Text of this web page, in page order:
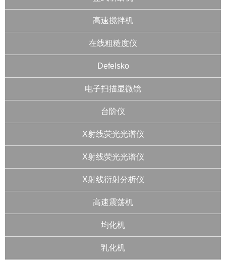
高速搅拌机
在线粗糙度仪
Defelsko
电子扫描显微镜
台阶仪
X射线荧光光谱仪
X射线荧光光谱仪
X射线衍射分析仪
高速震荡机
均化机
乳化机